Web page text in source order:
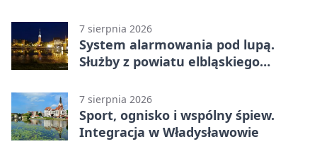
7 sierpnia 2026
System alarmowania pod lupą.
Służby z powiatu elbląskiego
7 sierpnia 2026
Sport, ognisko i wspólny śpiew.
Integracja w Władysławowie